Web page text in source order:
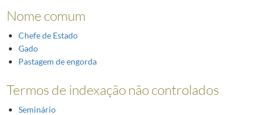
Nome comum
Chefe de Estado
Gado
Pastagem de engorda
Termos de indexação não controlados
Seminário